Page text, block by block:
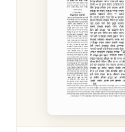
Temoura 28
Temoura 29
Temoura 30
Temoura 31